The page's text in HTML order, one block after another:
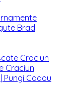
Brad
Craciun
Craciun
Pungi Cadou